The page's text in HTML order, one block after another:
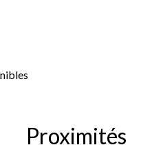
Proximités